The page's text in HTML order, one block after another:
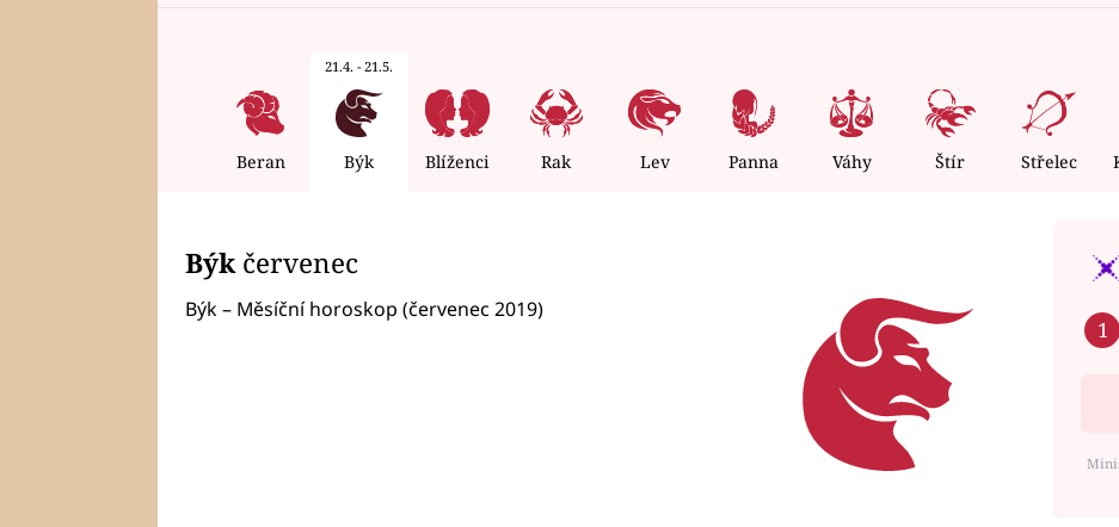
Beran
21.4. - 21.5.
Býk Blíženci Rak Lev Panna Váhy Štír Střelec
Býkčervenec
Býk – Měsíční horoskop (červenec 2019)
1